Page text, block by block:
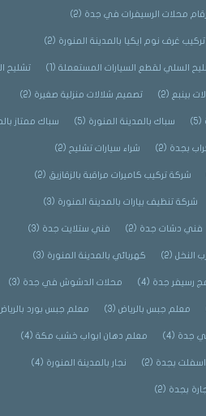
ارقام محلات الرسيفرات في جدة (2)
تركيب غرف نوم ايكيا بالمدينة المنورة (2)
السلي لقطع السيارات المستعملة (1) تشليح
بينبع (2) تصميم شلالات منزلية صغيرة (2)
(5) سباك بالمدينة المنورة (5) سباك ممتاز
بجدة (2) شراء سيارات تشليح (2)
شركة تركيب كاميرات مراقبة بالزقازيق (2)
شركة تنظيف بيارات بالمدينة المنورة (3)
فني دشات جدة (2) فني ستلايت جدة (3)
النخل (2) كهربائي بالمدينة المنورة (3)
رسيفر جدة (4) محلات الدشوش في جدة (3)
معلم جبس بالرياض (3) معلم جبس بورد
جدة (4) معلم دهان ابواب خشب مكة (4)
بجدة (2) نجار بالمدينة المنورة (4)
بجدة (2)